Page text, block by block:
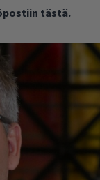
tästä.